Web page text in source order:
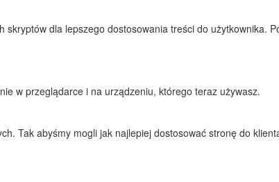
dla lepszego dostosowania treści do użytkownika.
w przeglądarce i na urządzeniu, którego teraz używasz.
Tak abyśmy mogli jak najlepiej dostosować stronę do